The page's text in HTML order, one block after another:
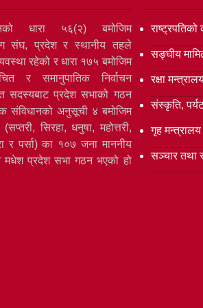
धारा ५६(२) बमोजिम
संघ, प्रदेश र स्थानीय तहले
रहेको र धारा १७५ बमोजिम
र समानुपातिक निर्वाचन
सदस्यबाट प्रदेश सभाको गठन
संविधानको अनुसूची ४ बमोजिम
सिरहा, धनुषा, महोत्तरी,
र पर्सा) का १०७ जना माननीय
मधेश प्रदेश सभा गठन भएको हो
राष्ट्रपतिको
सङ्‍घीय
रक्षा
संस्कृति,
गृह मन्त्रालय
सञ्‍चार तथा